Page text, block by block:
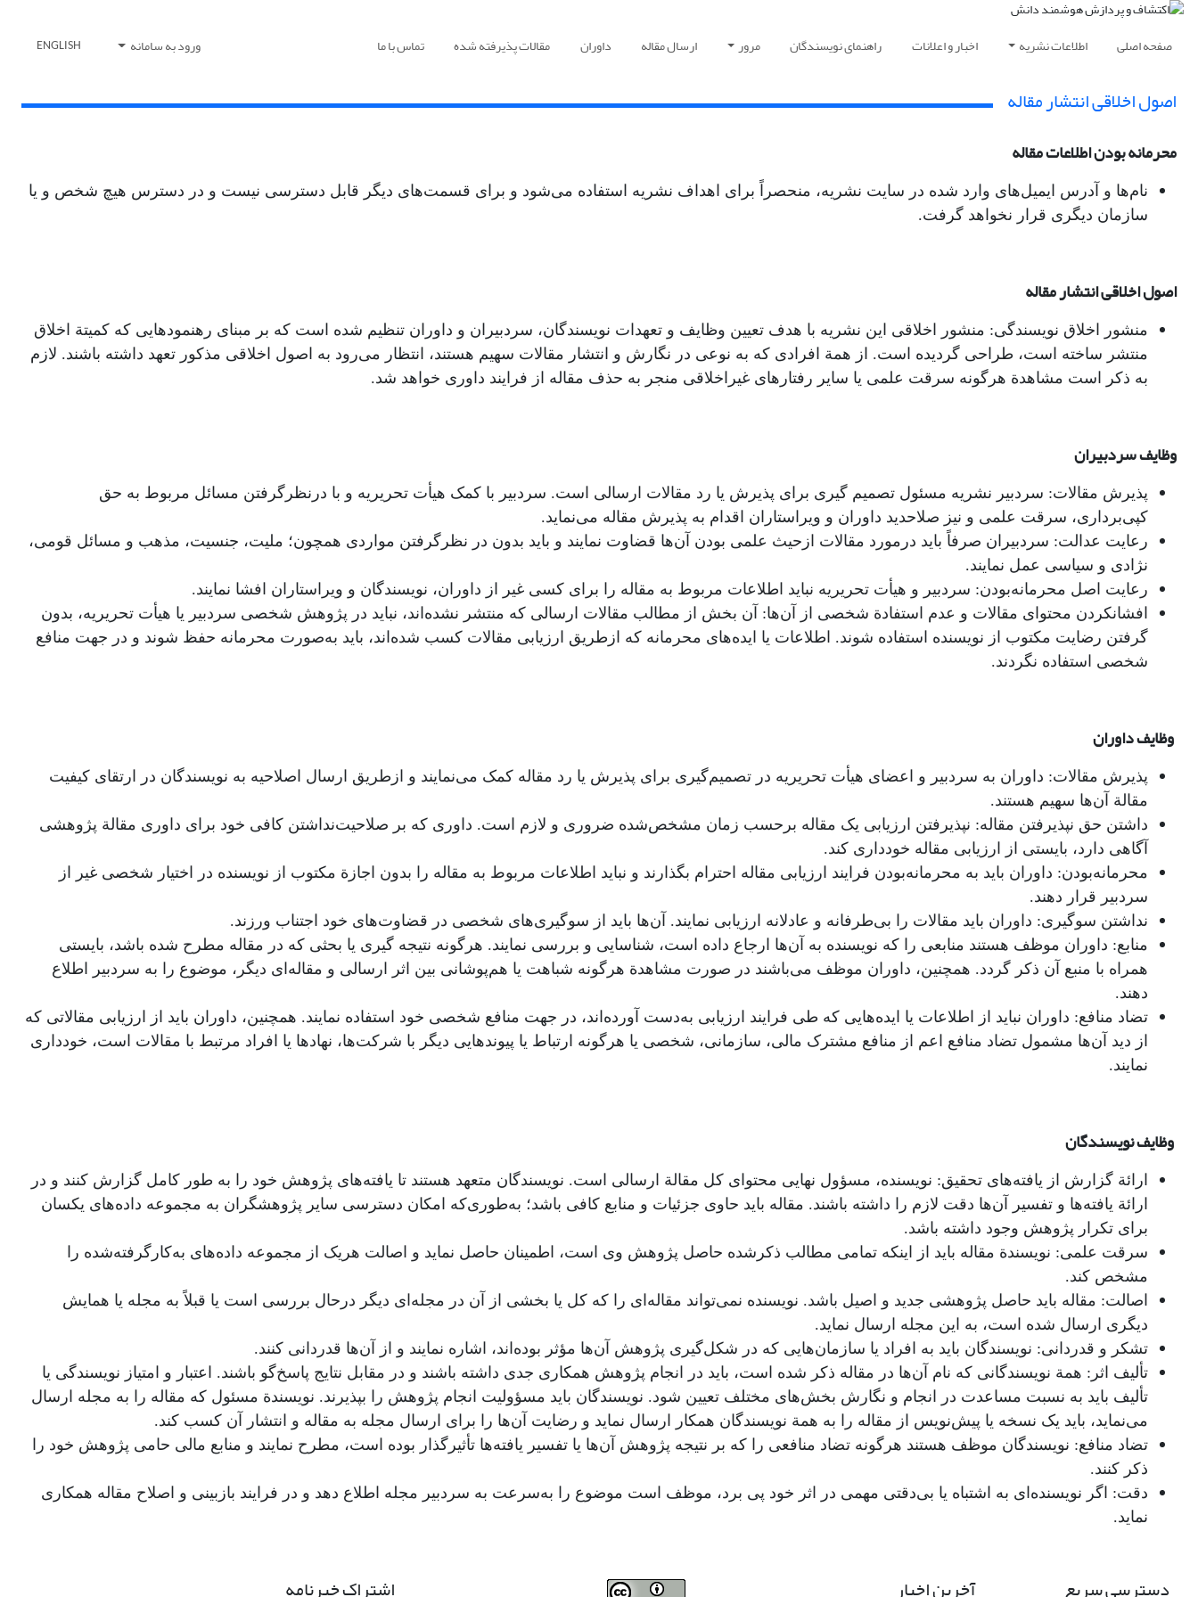
صفحه اصلی اطلاعات نشریه اخبار و اعلانات راهنمای نویسندگان مرور ارسال مقاله داوران مقالات پذیرفته شده تماس با ما ورود به سامانه ENGLISH
اصول اخلاقی انتشار مقاله
محرمانه بودن اطلاعات مقاله
نام‌ها و آدرس‌ ایمیل‌های وارد شده در سایت نشریه، منحصراً برای اهداف نشریه استفاده می‌شود و برای قسمت‌های دیگر قابل دسترسی نیست و در دسترس هیچ شخص و یا
سازمان دیگری قرار نخواهد گرفت.
اصول اخلاقی انتشار مقاله
منشور اخلاق نویسندگی: منشور اخلاقی این نشریه با هدف تعیین وظایف و تعهدات نویسندگان، سردبیران و داوران تنظیم شده است که بر مبنای رهنمودهایی که کمیتة اخلاق
منتشر ساخته است، طراحی گردیده است. از همة افرادی که به نوعی در نگارش و انتشار مقالات سهیم هستند، انتظار می‌رود به اصول اخلاقی مذکور تعهد داشته باشند. لازم
به ذکر است مشاهدة هرگونه سرقت علمی یا سایر رفتارهای غیراخلاقی منجر به حذف مقاله از فرایند داوری خواهد شد.
وظایف سردبیران
پذیرش مقالات: سردبیر نشریه مسئول تصمیم‌‌ گیری برای پذیرش یا رد مقالات ارسالی است. سردبیر با کمک هیأت تحریریه و با درنظرگرفتن مسائل مربوط به حق
کپی‌برداری، سرقت علمی و نیز صلاحدید داوران و ویراستاران اقدام به پذیرش مقاله می‌نماید.
رعایت عدالت: سردبیران صرفاً باید درمورد مقالات ازحیث علمی‌ بودن آن‌ها قضاوت نمایند و باید بدون در نظرگرفتن مواردی همچون؛ ملیت، جنسیت، مذهب و مسائل قومی،
نژادی و سیاسی عمل نمایند.
رعایت اصل محرمانه‌بودن: سردبیر و هیأت تحریریه نباید اطلاعات مربوط به مقاله را برای کسی غیر از داوران، نویسندگان و ویراستاران افشا نمایند.
افشانکردن محتوای مقالات و عدم استفادة شخصی از آن‌ها: آن بخش از مطالب مقالات ارسالی که منتشر نشده‌اند، نباید در پژوهش شخصی سردبیر یا هیأت تحریریه، بدون
گرفتن رضایت مکتوب از نویسنده استفاده شوند. اطلاعات یا ایده‌های محرمانه که ازطریق ارزیابی مقالات کسب شده‌اند، باید به‌‌صورت محرمانه حفظ شوند و در جهت منافع
شخصی استفاده نگردند.
وظایف داوران
پذیرش مقالات: داوران به سردبیر و اعضای هیأت تحریریه در تصمیم‌گیری برای پذیرش یا رد مقاله کمک می‌نمایند و ازطریق ارسال اصلاحیه به نویسندگان در ارتقای کیفیت
مقالة آن‌ها سهیم هستند.
داشتن حق نپذیرفتن مقاله: نپذیرفتن ارزیابی یک مقاله برحسب زمان مشخص‌شده ضروری و لازم است. داوری که بر صلاحیت‌نداشتن کافی خود برای داوری مقالة پژوهشی
آگاهی دارد، بایستی از ارزیابی مقاله خودداری کند.
محرمانه‌بودن: داوران باید به محرمانه‌بودن فرایند ارزیابی مقاله احترام بگذارند و نباید اطلاعات مربوط به مقاله را بدون اجازة مکتوب از نویسنده در اختیار شخصی غیر از
سردبیر قرار دهند.
نداشتن سوگیری: داوران باید مقالات را بی‌طرفانه و عادلانه ارزیابی نمایند. آن‌ها باید از سوگیری‌های شخصی در قضاوت‌های خود اجتناب ورزند.
منابع: داوران موظف هستند منابعی را که نویسنده به آن‌ها ارجاع داده است، شناسایی و بررسی نمایند. هرگونه نتیجه گیری یا بحثی که در مقاله مطرح شده باشد، بایستی
همراه با منبع آن ذکر گردد. همچنین، داوران موظف می‌باشند در صورت مشاهدة هرگونه شباهت یا هم‌پوشانی بین اثر ارسالی و مقاله‌ای دیگر، موضوع را به سردبیر اطلاع
دهند.
تضاد منافع: داوران نباید از اطلاعات یا ایده‌هایی که طی فرایند ارزیابی به‌دست آورده‌اند، در جهت منافع شخصی خود استفاده نمایند. همچنین، داوران باید از ارزیابی مقالاتی که
از دید آن‌ها مشمول تضاد منافع اعم از منافع مشترک مالی، سازمانی، شخصی یا هرگونه ارتباط یا پیوندهایی دیگر با شرکت‌ها، نهادها یا افراد مرتبط با مقالات است، خودداری
نمایند.
وظایف نویسندگان
ارائة گزارش از یافته‌های تحقیق: نویسنده، مسؤول نهایی محتوای کل مقالة ارسالی است. نویسندگان متعهد هستند تا یافته‌های پژوهش خود را به ‌طور کامل گزارش کنند و در
ارائة یافته‌ها و تفسیر آن‌ها دقت لازم را داشته باشند. مقاله باید حاوی جزئیات و منابع کافی باشد؛ به‌طوری‌که امکان دسترسی سایر پژوهشگران به مجموعه داده‌های یکسان
برای تکرار پژوهش وجود داشته باشد.
سرقت علمی: نویسندة مقاله باید از اینکه تمامی مطالب ذکرشده حاصل پژوهش وی است، اطمینان حاصل نماید و اصالت هریک از مجموعه داده‌های به‌کارگرفته‌شده را
مشخص کند.
اصالت: مقاله باید حاصل پژوهشی جدید و اصیل باشد. نویسنده نمی‌تواند مقاله‌ای را که کل یا بخشی از آن در مجله‌ای دیگر درحال بررسی است یا قبلاً به مجله یا همایش
دیگری ارسال شده است، به این مجله ارسال نماید.
تشکر و قدردانی: نویسندگان باید به افراد یا سازمان‌هایی که در شکل‌گیری پژوهش آن‌ها مؤثر بوده‌اند، اشاره نمایند و از آن‌ها قدردانی کنند.
تألیف اثر: همة نویسندگانی که نام آن‌ها در مقاله ذکر شده است، باید در انجام پژوهش همکاری جدی داشته باشند و در مقابل نتایج پاسخ‌گو باشند. اعتبار و امتیاز نویسندگی یا
تألیف باید به نسبت مساعدت‌ در انجام و نگارش بخش‌های مختلف تعیین شود. نویسندگان باید مسؤولیت انجام پژوهش را بپذیرند. نویسندة مسئول که مقاله را به مجله ارسال
می‌نماید، باید یک نسخه یا پیش‌نویس از مقاله را به همة نویسندگان همکار ارسال نماید و رضایت آن‌ها را برای ارسال مجله به مقاله و انتشار آن کسب کند.
تضاد منافع: نویسندگان موظف هستند هرگونه تضاد منافعی را که بر نتیجه پژوهش آن‌ها یا تفسیر یافته‌ها تأثیرگذار بوده است، مطرح نمایند و منابع مالی حامی پژوهش خود را
ذکر کنند.
دقت: اگر نویسنده‌ای به اشتباه یا بی‌دقتی مهمی در اثر خود پی برد، موظف است موضوع را به‌سرعت به سردبیر مجله اطلاع دهد و در فرایند بازبینی و اصلاح مقاله همکاری
نماید.
دسترسی سریع آخرین اخبار اشتراک خبرنامه